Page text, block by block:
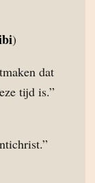
)
dat
tijd is.”